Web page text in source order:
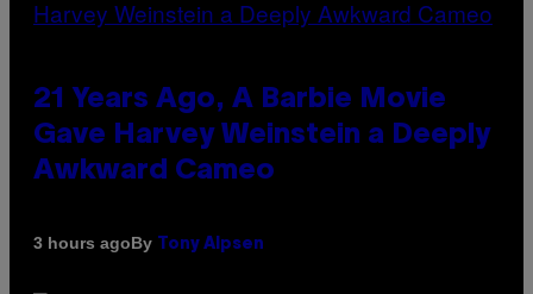
21 Years Ago, A Barbie Movie
Gave Harvey Weinstein a Deeply
Awkward Cameo
3 hours agoBy Tony Alpsen